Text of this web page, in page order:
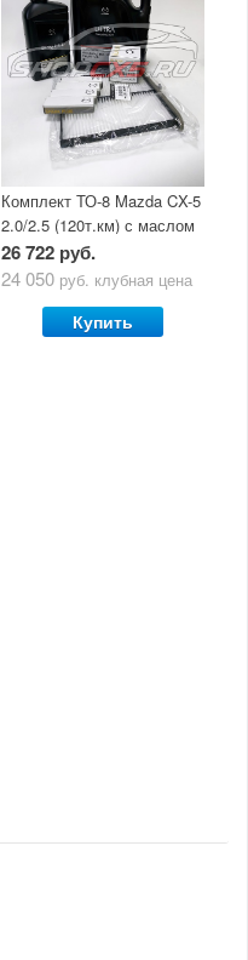
Комплект ТО-8 Mazda CX-5
2.0/2.5 (120т.км) с маслом
Mazda Original Oil Ultra
5W30
26 722 руб.
24 050 руб. клубная цена
Купить